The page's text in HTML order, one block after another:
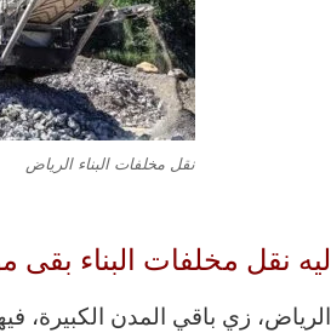
نقل مخلفات البناء الرياض
ليه نقل مخلفات البناء
الرياض، زي باقي المدن الكبيرة،